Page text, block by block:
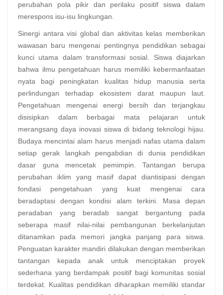
perubahan pola pikir dan perilaku positif siswa dalam
merespons isu-isu lingkungan.
Sinergi antara visi global dan aktivitas kelas memberikan
wawasan baru mengenai pentingnya pendidikan sebagai
kunci utama dalam transformasi sosial. Siswa diajarkan
bahwa ilmu pengetahuan harus memiliki kebermanfaatan
nyata bagi peningkatan kualitas hidup manusia serta
perlindungan terhadap ekosistem darat maupun laut.
Pengetahuan mengenai energi bersih dan terjangkau
disisipkan dalam berbagai mata pelajaran untuk
merangsang daya inovasi siswa di bidang teknologi hijau.
Budaya mencintai alam harus menjadi nafas utama dalam
setiap gerak langkah pengabdian di dunia pendidikan
dasar guna mencetak pemimpin. Tantangan berupa
perubahan iklim yang masif dapat diantisipasi dengan
fondasi pengetahuan yang kuat mengenai cara
beradaptasi dengan kondisi alam terkini. Masa depan
peradaban yang beradab sangat bergantung pada
seberapa masif nilai-nilai pembangunan berkelanjutan
ditanamkan pada memori jangka panjang para siswa.
Penguatan karakter mandiri dilakukan dengan memberikan
tantangan kepada anak untuk menciptakan proyek
sederhana yang berdampak positif bagi komunitas sosial
terdekat. Kualitas pendidikan diharapkan memiliki standar